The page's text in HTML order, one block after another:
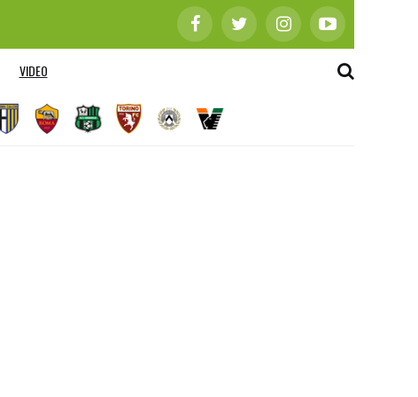
VIDEO